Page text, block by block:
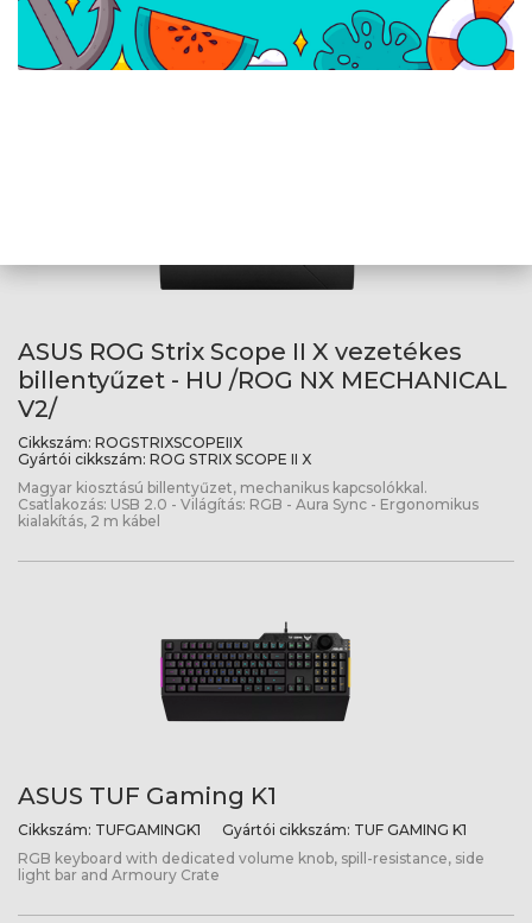
Cikkszám:ROGSTRIXSCOPEII
Gyártói cikkszám: ROG STRIX SCOPE II
Magyar kiosztású billentyűzet, mechanikus kapcsolókkal.
ASUS ROG Strix Scope II X vezetékes
billentyűzet - HU /ROG NX MECHANICAL
V2/
Cikkszám: ROGSTRIXSCOPEIIX
Gyártói cikkszám: ROG STRIX SCOPE II X
Magyar kiosztású billentyűzet, mechanikus kapcsolókkal.
Csatlakozás: USB 2.0 - Világítás: RGB - Aura Sync - Ergonomikus
kialakítás, 2 m kábel
ASUS TUF Gaming K1
Cikkszám: TUFGAMINGK1 Gyártói cikkszám: TUF GAMING K1
RGB keyboard with dedicated volume knob, spill-resistance, side
light bar and Armoury Crate